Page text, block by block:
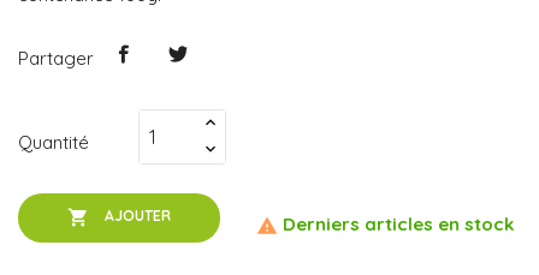
Partager
Quantité
 AJOUTER  Derniers articles en stock